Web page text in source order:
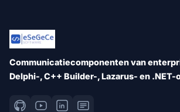
Communicatiecomponenten van
Delphi-, C++ Builder-, Lazarus- en